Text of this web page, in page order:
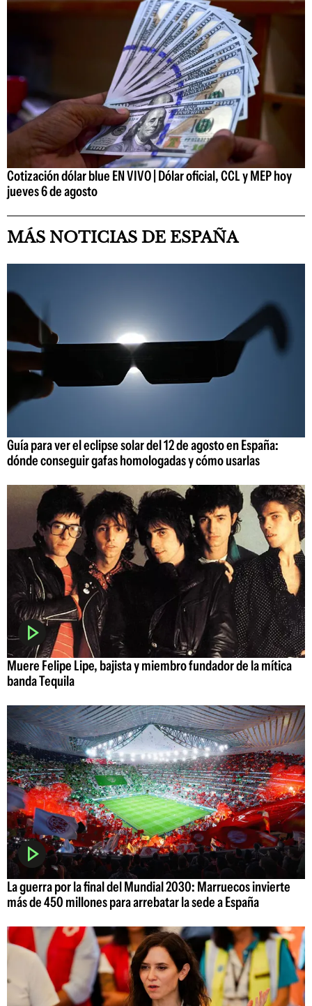
Cotización dólar blue EN VIVO | Dólar oficial, CCL y MEP hoy
jueves 6 de agosto
MÁS NOTICIAS DE ESPAÑA
Guía para ver el eclipse solar del 12 de agosto en España:
dónde conseguir gafas homologadas y cómo usarlas
Muere Felipe Lipe, bajista y miembro fundador de la mítica
banda Tequila
La guerra por la final del Mundial 2030: Marruecos invierte
más de 450 millones para arrebatar la sede a España